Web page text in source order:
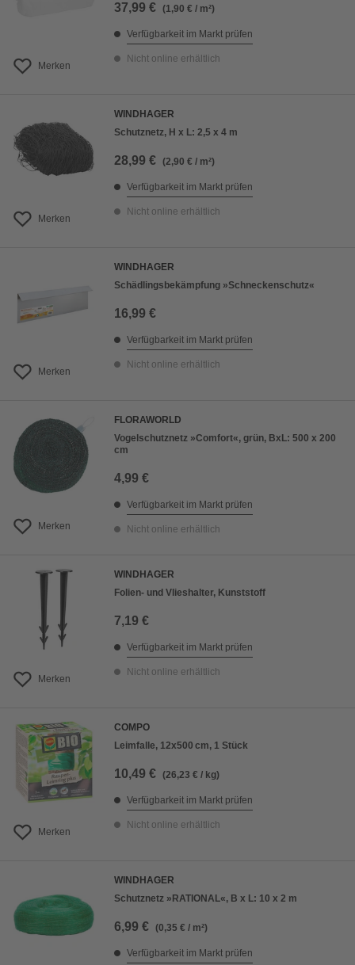
Merken
37,99 € (1,90 € / m²)
Verfügbarkeit im Markt prüfen
Nicht online erhältlich
Merken
WINDHAGER
Schutznetz, H x L: 2,5 x 4 m
28,99 € (2,90 € / m²)
Verfügbarkeit im Markt prüfen
Nicht online erhältlich
Merken
WINDHAGER
Schädlingsbekämpfung »Schneckenschutz«
16,99 €
Verfügbarkeit im Markt prüfen
Nicht online erhältlich
Merken
FLORAWORLD
Vogelschutznetz »Comfort«, grün, BxL: 500 x 200
cm
4,99 €
Verfügbarkeit im Markt prüfen
Nicht online erhältlich
Merken
WINDHAGER
Folien- und Vlieshalter, Kunststoff
7,19 €
Verfügbarkeit im Markt prüfen
Nicht online erhältlich
Merken
COMPO
Leimfalle, 12x500 cm, 1 Stück
10,49 € (26,23 € / kg)
Verfügbarkeit im Markt prüfen
Nicht online erhältlich
WINDHAGER
Schutznetz »RATIONAL«, B x L: 10 x 2 m
6,99 € (0,35 € / m²)
Verfügbarkeit im Markt prüfen